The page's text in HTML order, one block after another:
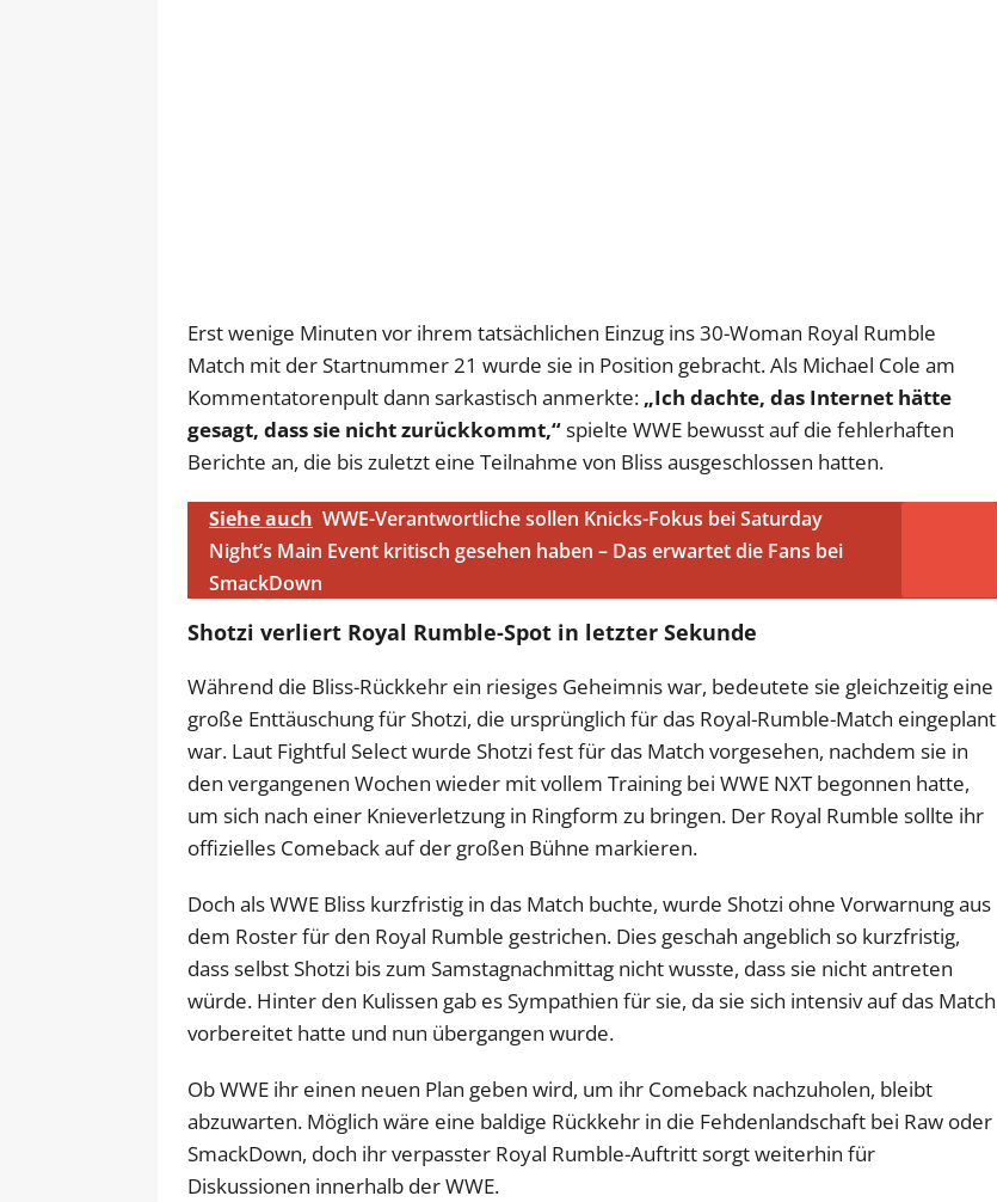
Erst wenige Minuten vor ihrem tatsächlichen Einzug ins 30-Woman Royal Rumble
Match mit der Startnummer 21 wurde sie in Position gebracht. Als Michael Cole am
Kommentatorenpult dann sarkastisch anmerkte: „Ich dachte, das Internet hätte
gesagt, dass sie nicht zurückkommt,“spielte WWE bewusst auf die fehlerhaften
Berichte an, die bis zuletzt eine Teilnahme von Bliss ausgeschlossen hatten.
Siehe auch WWE-Verantwortliche sollen Knicks-Fokus bei Saturday
Night’s Main Event kritisch gesehen haben – Das erwartet die Fans bei
SmackDown
Shotzi verliert Royal Rumble-Spot in letzter Sekunde
Während die Bliss-Rückkehr ein riesiges Geheimnis war, bedeutete sie gleichzeitig eine
große Enttäuschung für Shotzi, die ursprünglich für das Royal-Rumble-Match eingeplant
war. Laut Fightful Select wurde Shotzi fest für das Match vorgesehen, nachdem sie in
den vergangenen Wochen wieder mit vollem Training bei WWE NXT begonnen hatte,
um sich nach einer Knieverletzung in Ringform zu bringen. Der Royal Rumble sollte ihr
offizielles Comeback auf der großen Bühne markieren.
Doch als WWE Bliss kurzfristig in das Match buchte, wurde Shotzi ohne Vorwarnung aus
dem Roster für den Royal Rumble gestrichen. Dies geschah angeblich so kurzfristig,
dass selbst Shotzi bis zum Samstagnachmittag nicht wusste, dass sie nicht antreten
würde. Hinter den Kulissen gab es Sympathien für sie, da sie sich intensiv auf das Match
vorbereitet hatte und nun übergangen wurde.
Ob WWE ihr einen neuen Plan geben wird, um ihr Comeback nachzuholen, bleibt
abzuwarten. Möglich wäre eine baldige Rückkehr in die Fehdenlandschaft bei Raw oder
SmackDown, doch ihr verpasster Royal Rumble-Auftritt sorgt weiterhin für
Diskussionen innerhalb der WWE.